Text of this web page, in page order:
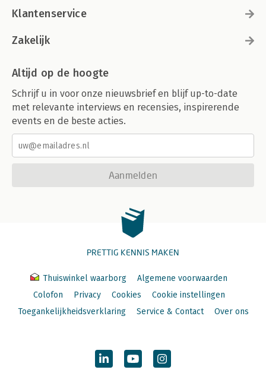
Klantenservice
Zakelijk
Altijd op de hoogte
Schrijf u in voor onze nieuwsbrief en blijf up-to-date
met relevante interviews en recensies, inspirerende
events en de beste acties.
Aanmelden
PRETTIG KENNIS MAKEN
Thuiswinkel waarborg
Algemene voorwaarden
Colofon
Privacy Cookies
Cookie instellingen
Toegankelijkheidsverklaring
Service & Contact Over ons